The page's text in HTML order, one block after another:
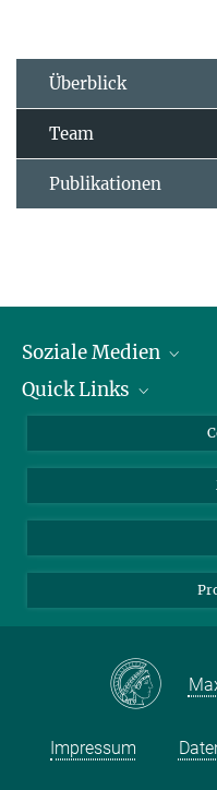
Überblick
Team
Publikationen
Soziale Medien
LinkedIn
YouTube
Quick Links
Für Journalisten und
Über Tiere in der
Ihr Weg zu uns
Impressum